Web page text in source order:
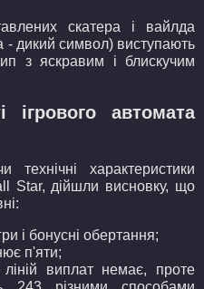
скатера і вайлда
- дикий символ) виступають
з яскравим і блискучим
ігрового автомата
технічні характеристики
Star, дійшли висновку, що
і бонусні обертання;
п'яти;
виплат немає, проте